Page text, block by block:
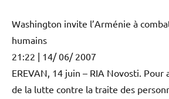
Washington invite l’Arménie à
humains
21:22 | 14/ 06/ 2007
EREVAN, 14 juin – RIA Novosti. Pour
de la lutte contre la traite des